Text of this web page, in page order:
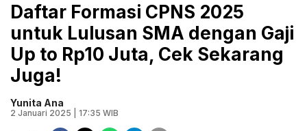
Daftar Formasi CPNS 2025
untuk Lulusan SMA dengan Gaji
Up to Rp10 Juta, Cek Sekarang
Juga!
Yunita Ana
2 Januari 2025 | 17:35 WIB